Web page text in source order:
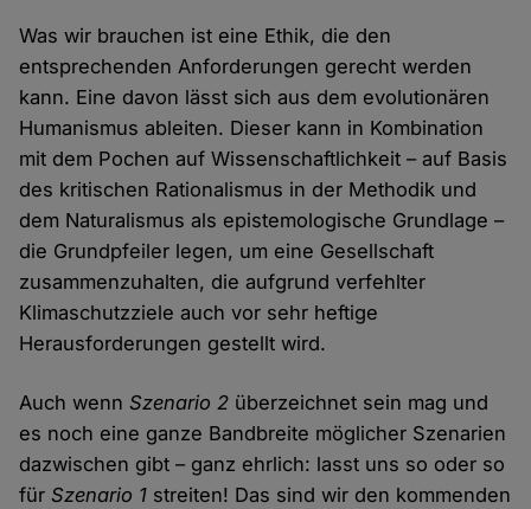
Was wir brauchen ist eine Ethik, die den
entsprechenden Anforderungen gerecht werden
kann. Eine davon lässt sich aus dem evolutionären
Humanismus ableiten. Dieser kann in Kombination
mit dem Pochen auf Wissenschaftlichkeit – auf Basis
des kritischen Rationalismus in der Methodik und
dem Naturalismus als epistemologische Grundlage –
die Grundpfeiler legen, um eine Gesellschaft
zusammenzuhalten, die aufgrund verfehlter
Klimaschutzziele auch vor sehr heftige
Herausforderungen gestellt wird.
Auch wennSzenario 2 überzeichnet sein mag und
es noch eine ganze Bandbreite möglicher Szenarien
dazwischen gibt – ganz ehrlich: lasst uns so oder so
fürSzenario 1 streiten! Das sind wir den kommenden